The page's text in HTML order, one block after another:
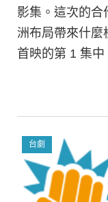
影集。這次的合
洲布局帶來什麼
首映的第 1 集中
台劇